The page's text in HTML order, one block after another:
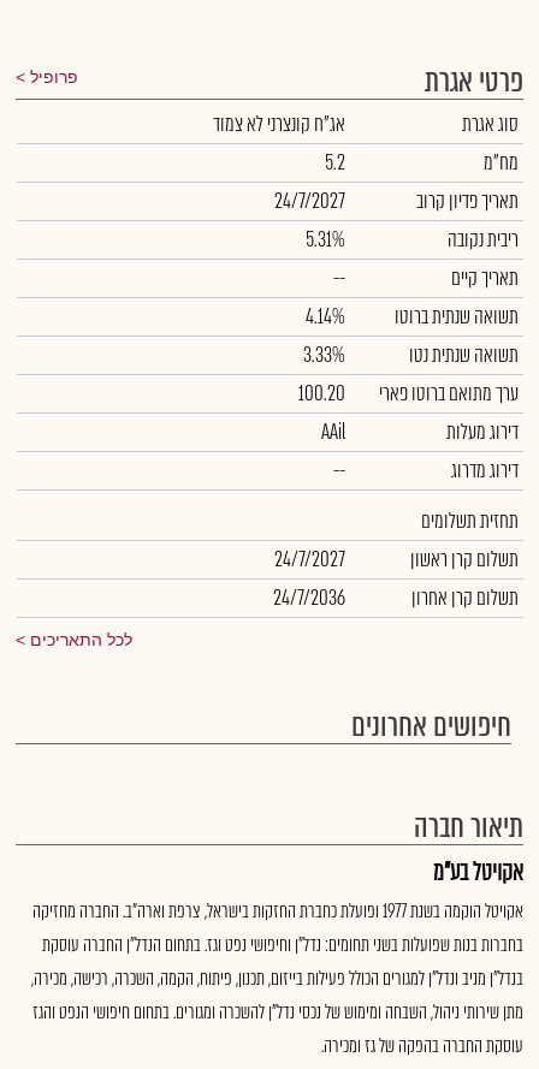
פרטי אגרת פרופיל
סוג אגרת
אג"ח קונצרני לא צמוד
מח"מ
5.2
תאריך פדיון קרוב
24/7/2027
ריבית נקובה
5.31%
תאריך קיים
--
תשואה שנתית ברוטו
4.14%
תשואה שנתית נטו
3.33%
ערך מתואם ברוטו פארי
100.20
דירוג מעלות
AAil
דירוג מדרוג
--
תחזית תשלומים
תשלום קרן ראשון
24/7/2027
תשלום קרן אחרון
24/7/2036
לכל התאריכים
חיפושים אחרונים
תיאור חברה
אקויטל בע"מ
אקויטל הוקמה בשנת 1977 ופועלת כחברת החזקות בישראל, צרפת וארה"ב. החברה מחזיקה
בחברות בנות שפועלות בשני תחומים: נדל"ן וחיפושי נפט וגז. בתחום הנדל"ן החברה עוסקת
בנדל"ן מניב ונדל"ן למגורים הכולל פעילות בייזום, תכנון, פיתוח, הקמה, השכרה, רכישה, מכירה,
מתן שירותי ניהול, השבחה ומימוש של נכסי נדל"ן להשכרה ומגורים. בתחום חיפושי הנפט והגז
עוסקת החברה בהפקה של גז ומכירה.